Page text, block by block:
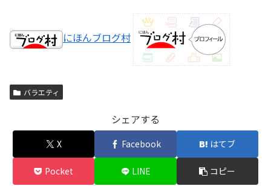
にほんブログ村
バラエティ
シェアする
X Facebook はてブ
Pocket LINE コピー